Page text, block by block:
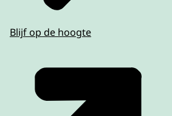
Blijf op de hoogte